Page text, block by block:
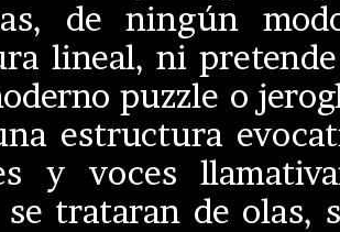
de ningún
lineal, ni
puzzle o
estructura
y voces
se trataran de olas,